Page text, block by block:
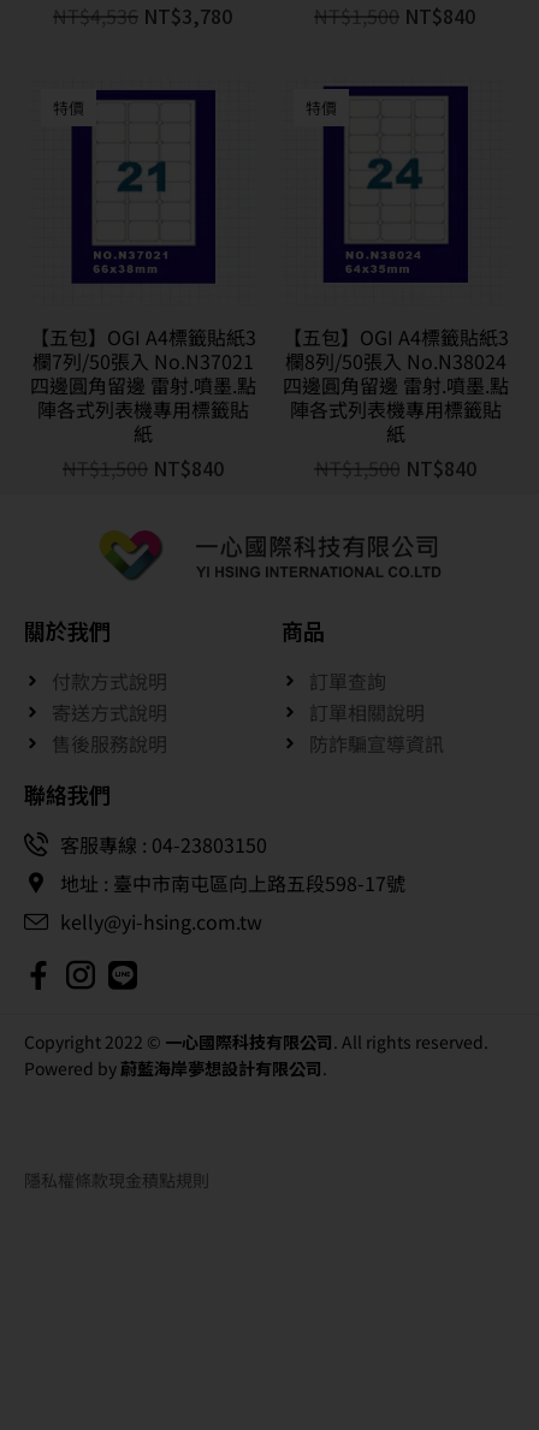
NT$4,536 NT$3,780
NT$ 1,500 NT$840
特價
【五包】OGI A4標籤貼紙3
欄7列/50張入 No.N37021
四邊圓角留邊 雷射.噴墨.點
陣各式列表機專用標籤貼
紙
NT$ 1,500 NT$840
特價
【五包】OGI A4標籤貼紙3
欄8列/50張入 No.N38024
四邊圓角留邊 雷射.噴墨.點
陣各式列表機專用標籤貼
紙
NT$ 1,500 NT$840
關於我們
付款方式說明
寄送方式說明
售後服務說明
商品
訂單查詢
訂單相關說明
防詐騙宣導資訊
聯絡我們
客服專線 : 04-23803150
地址 : 臺中市南屯區向上路五段598-17號
kelly@yi-hsing.com.tw
Copyright 2022 © 一心國際科技有限公司. All rights reserved.
Powered by 蔚藍海岸夢想設計有限公司.
隱私權條款現金積點規則